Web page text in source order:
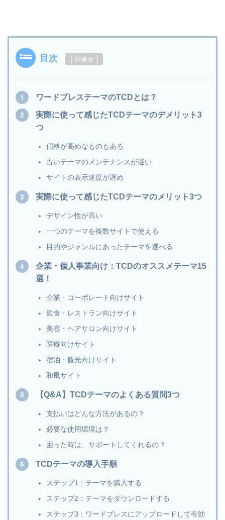
目次 [ 非表示 ]
ワードプレステーマのTCDとは？
実際に使って感じたTCDテーマのデメリット3
つ
価格が高めなものもある
古いテーマのメンテナンスが遅い
サイトの表示速度が遅め
実際に使って感じたTCDテーマのメリット3つ
デザイン性が高い
一つのテーマを複数サイトで使える
目的やジャンルにあったテーマを選べる
企業・個人事業向け：TCDのオススメテーマ15
選！
企業・コーポレート向けサイト
飲食・レストラン向けサイト
美容・ヘアサロン向けサイト
医療向けサイト
宿泊・観光向けサイト
和風サイト
【Q&A】TCDテーマのよくある質問3つ
支払いはどんな方法があるの？
必要な使用環境は？
困った時は、サポートしてくれるの？
TCDテーマの導入手順
ステップ1：テーマを購入する
ステップ2：テーマをダウンロードする
ステップ3：ワードプレスにアップロードして有効